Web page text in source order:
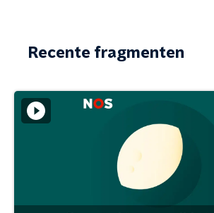
Recente fragmenten